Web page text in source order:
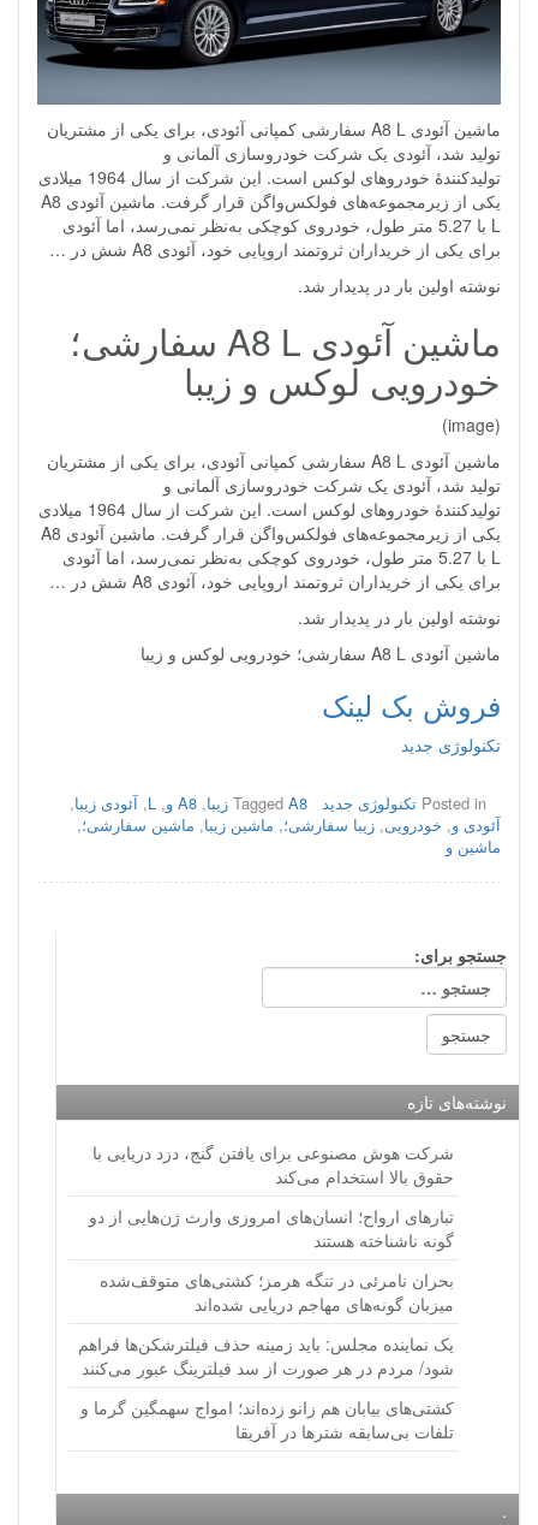
ماشین آئودی A8 L سفارشی کمپانی آئودی، برای یکی از مشتریان
تولید شد، آئودی یک شرکت خودروسازی آلمانی و
تولیدکنندهٔ خودروهای لوکس است. این شرکت از سال 1964 میلادی
یکی از زیرمجموعه‌های فولکس‌واگن قرار گرفت. ماشین آئودی A8
L با 5.27 متر طول، خودروی کوچکی به‌نظر نمی‌رسد، اما آئودی
برای یکی از خریداران ثروتمند اروپایی خود، آئودی A8 شش در …
نوشته اولین بار در پدیدار شد.
ماشین آئودی A8 L سفارشی؛
خودرویی لوکس و زیبا
(image)
ماشین آئودی A8 L سفارشی کمپانی آئودی، برای یکی از مشتریان
تولید شد، آئودی یک شرکت خودروسازی آلمانی و
تولیدکنندهٔ خودروهای لوکس است. این شرکت از سال 1964 میلادی
یکی از زیرمجموعه‌های فولکس‌واگن قرار گرفت. ماشین آئودی A8
L با 5.27 متر طول، خودروی کوچکی به‌نظر نمی‌رسد، اما آئودی
برای یکی از خریداران ثروتمند اروپایی خود، آئودی A8 شش در …
نوشته اولین بار در پدیدار شد.
ماشین آئودی A8 L سفارشی؛ خودرویی لوکس و زیبا
فروش بک لینک
تکنولوژی جدید
Posted in تکنولوژی جدید Tagged A8 زیبا , A8 و ,
L
, آئودی زیبا,
آئودی و, خودرویی, زیبا سفارشی؛, ماشین زیبا, ماشین سفارشی؛,
ماشین و
جستجو برای:
نوشته‌های تازه
شرکت هوش مصنوعی برای یافتن گنج، دزد دریایی با
حقوق بالا استخدام می‌کند
تبارهای ارواح؛ انسان‌های امروزی وارث ژن‌هایی از دو
گونه ناشناخته هستند
بحران نامرئی در تنگه هرمز؛ کشتی‌های متوقف‌شده
میزبان گونه‌های مهاجم دریایی شده‌اند
یک نماینده مجلس: باید زمینه حذف فیلترشکن‌ها فراهم
شود/ مردم در هر صورت از سد فیلترینگ عبور می‌کنند
کشتی‌های بیابان هم زانو زده‌اند؛ امواج سهمگین گرما و
تلفات بی‌سابقه شترها در آفریقا
.